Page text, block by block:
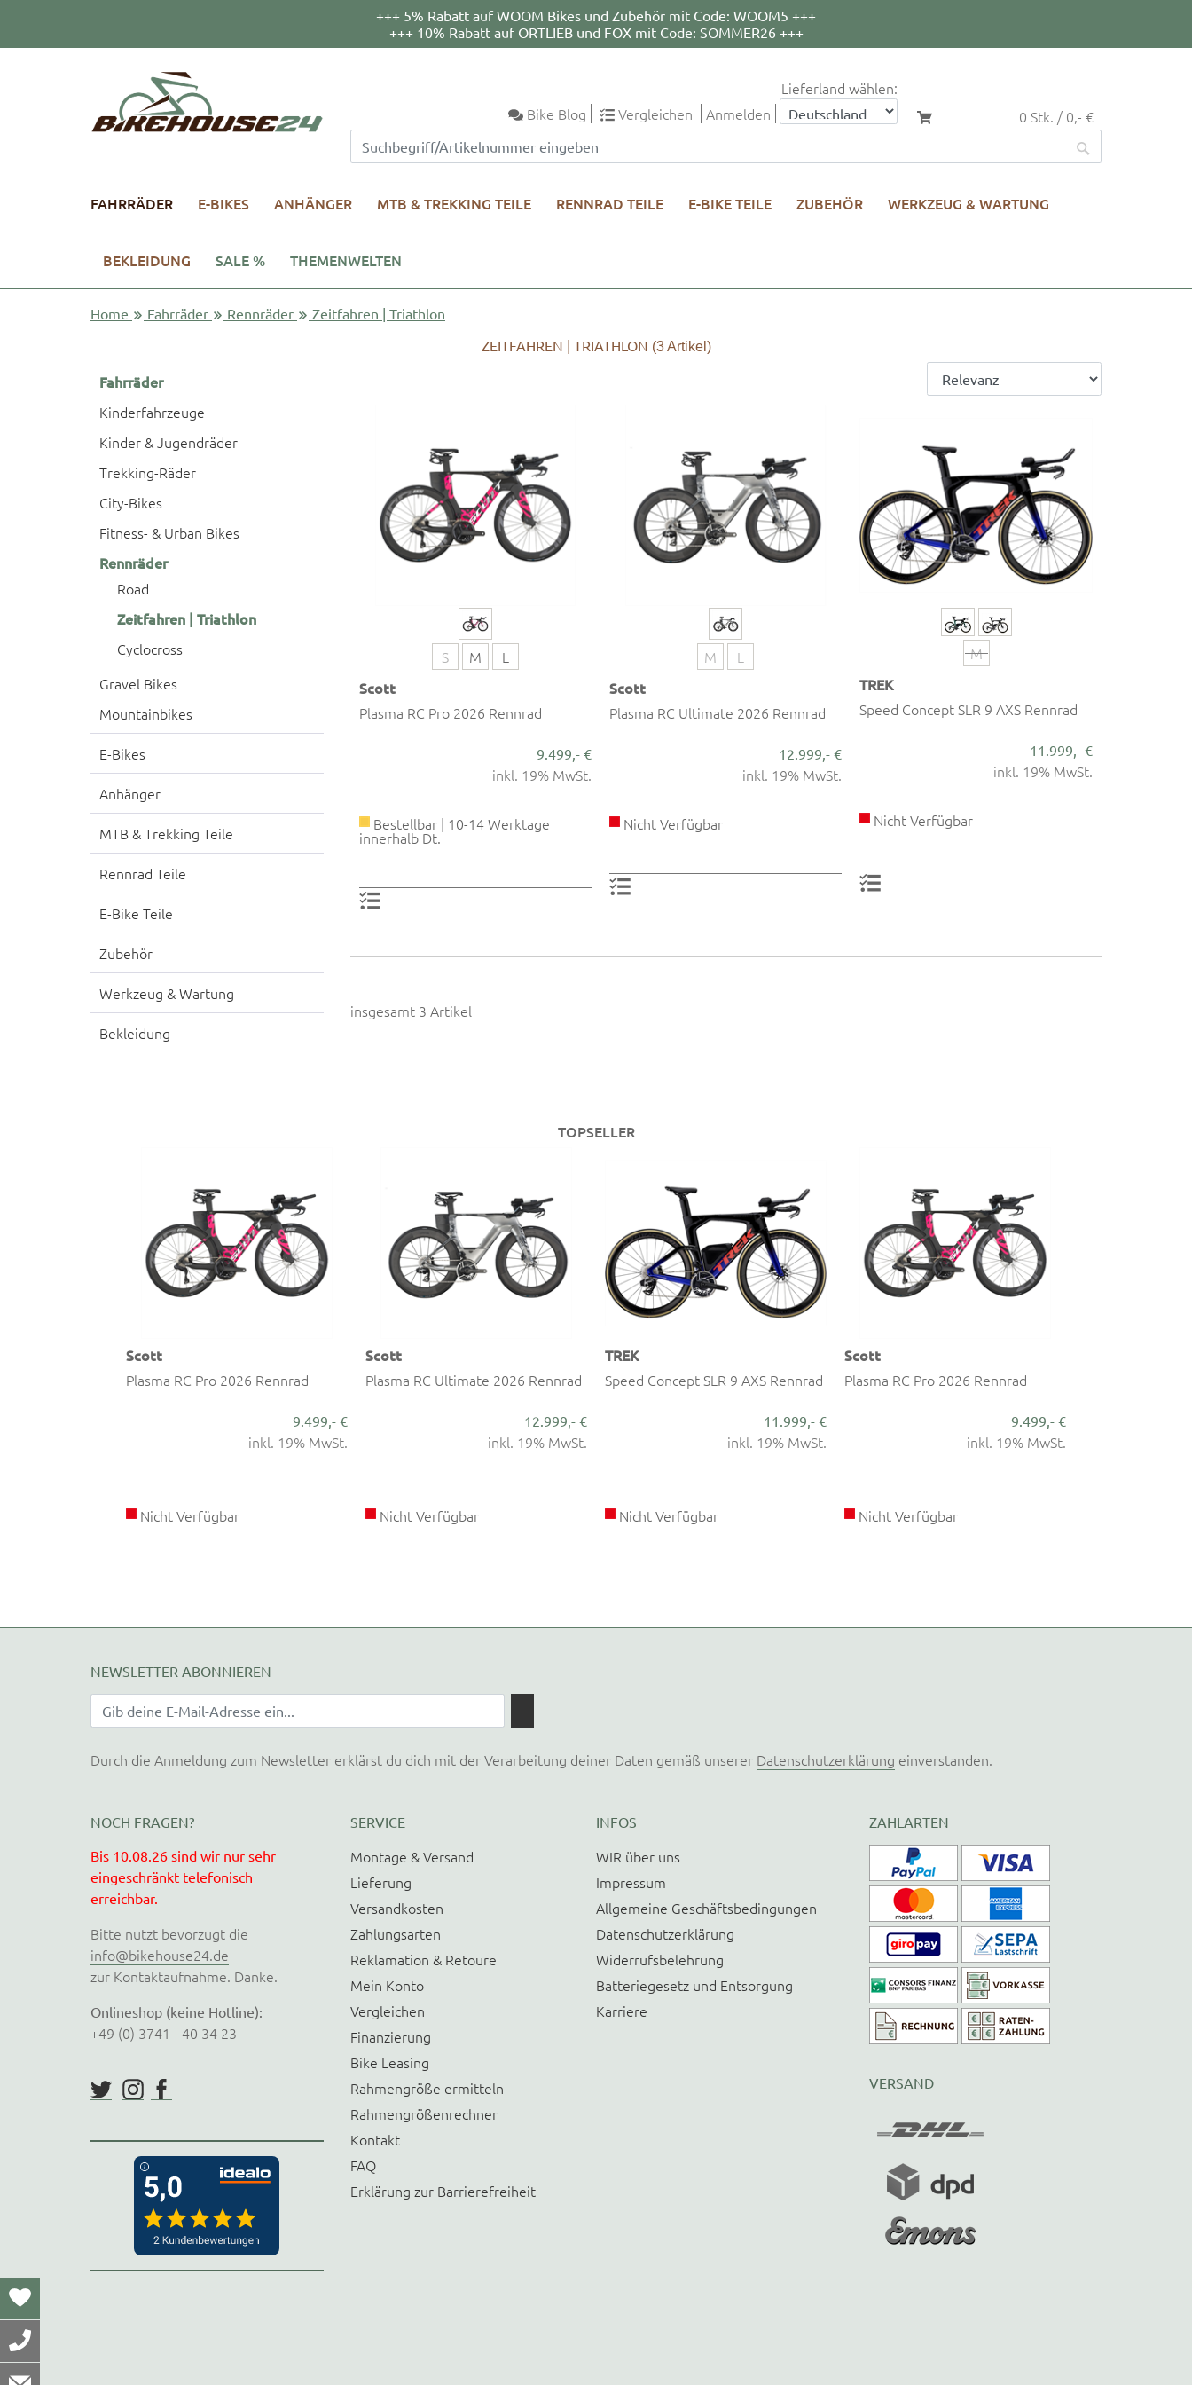
+++ 5% Rabatt auf WOOM Bikes und Zubehör mit Code: WOOM5 +++
+++ 10% Rabatt auf ORTLIEB und FOX mit Code: SOMMER26 +++
Bike Blog Vergleichen Anmelden
Lieferland wählen:
0 Stk. / 0,- €
FAHRRÄDER E-BIKES ANHÄNGER MTB & TREKKING TEILE RENNRAD TEILE E-BIKE TEILE ZUBEHÖR WERKZEUG & WARTUNG
BEKLEIDUNG SALE % THEMENWELTEN
Home Fahrräder Rennräder
Zeitfahren | Triathlon
ZEITFAHREN | TRIATHLON (3Artikel)
Fahrräder
Kinderfahrzeuge
Kinder & Jugendräder
Trekking-Räder
City-Bikes
Fitness- & Urban Bikes
Rennräder
Road
Zeitfahren | Triathlon
Cyclocross
Gravel Bikes
Mountainbikes
E-Bikes
Anhänger
MTB & Trekking Teile
Rennrad Teile
E-Bike Teile
Zubehör
Werkzeug & Wartung
Bekleidung
S M
L
Scott
Plasma RC Pro 2026 Rennrad
9.499,- €
inkl. 19% MwSt.
Bestellbar | 10-14 Werktage
innerhalb Dt.
M
L
Scott
Plasma RC Ultimate 2026 Rennrad
12.999,- €
inkl. 19% MwSt.
Nicht Verfügbar
M
TREK
Speed Concept SLR 9 AXS Rennrad
11.999,- €
inkl. 19% MwSt.
Nicht Verfügbar
insgesamt 3 Artikel
TOPSELLER
Scott
Plasma RC Pro 2026 Rennrad
9.499,- €
inkl. 19% MwSt.
Nicht Verfügbar
Scott
Plasma RC Ultimate 2026 Rennrad
12.999,- €
inkl. 19% MwSt.
Nicht Verfügbar
TREK
Speed Concept SLR 9 AXS Rennrad
11.999,- €
inkl. 19% MwSt.
Nicht Verfügbar
Scott
Plasma RC Pro 2026 Rennrad
9.499,- €
inkl. 19% MwSt.
Nicht Verfügbar
NEWSLETTER ABONNIEREN
Durch die Anmeldung zum Newsletter erklärst du dich mit der Verarbeitung deiner Daten gemäß unserer Datenschutzerklärung einverstanden.
NOCH FRAGEN?
Bis 10.08.26 sind wir nur sehr
eingeschränkt telefonisch
erreichbar.
Bitte nutzt bevorzugt die
info@bikehouse24.de
zur Kontaktaufnahme. Danke.
Onlineshop (keine Hotline):
+49 (0) 3741 - 40 34 23
SERVICE
Montage & Versand
Lieferung
Versandkosten
Zahlungsarten
Reklamation & Retoure
Mein Konto
Vergleichen
Finanzierung
Bike Leasing
Rahmengröße ermitteln
Rahmengrößenrechner
Kontakt
FAQ
Erklärung zur Barrierefreiheit
INFOS
WIR über uns
Impressum
Allgemeine Geschäftsbedingungen
Datenschutzerklärung
Widerrufsbelehrung
Batteriegesetz und Entsorgung
Karriere
ZAHLARTEN
VERSAND